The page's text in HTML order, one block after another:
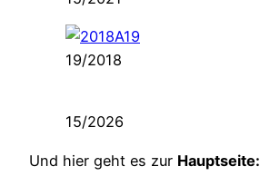
19/2018
15/2026
Und hier geht es zur Hauptseite: